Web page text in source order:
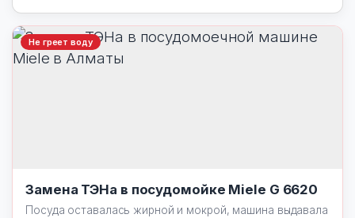
Не греет воду
Замена ТЭНа в посудомойке Miele G 6620
Посуда оставалась жирной и мокрой, машина выдавала